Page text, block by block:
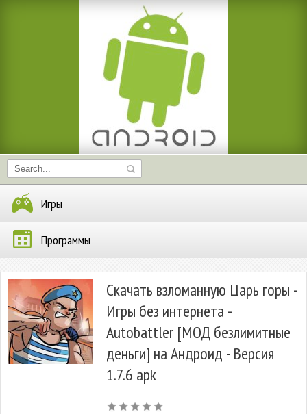
Игры
Программы
Скачать взломанную Царь горы -
Игры без интернета -
Autobattler [МОД безлимитные
деньги] на Андроид - Версия
1.7.6 apk